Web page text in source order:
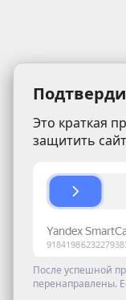
Это краткая
защитить
После успешной
перенаправлены.